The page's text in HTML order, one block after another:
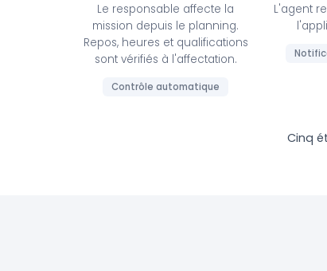
Le responsable affecte la
mission depuis le planning.
Repos, heures et qualifications
sont vérifiés à l'affectation.
Contrôle automatique
L'agent
Cinq